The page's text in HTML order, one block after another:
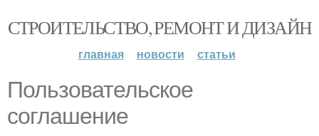
СТРОИТЕЛЬСТВО, РЕМОНТ И ДИЗАЙН
главная новости статьи
Пользовательское
соглашение